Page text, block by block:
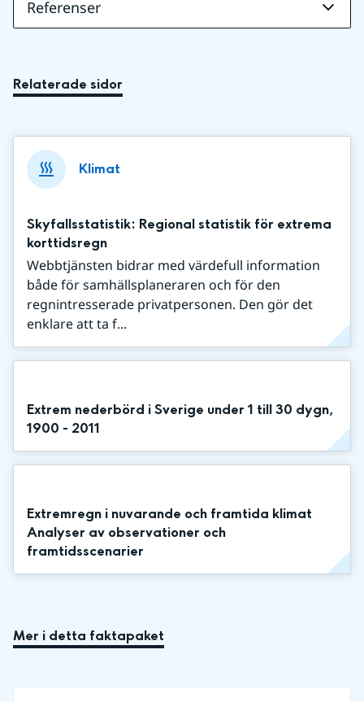
Referenser
Relaterade sidor
Klimat
Skyfallsstatistik: Regional statistik för extrema
korttidsregn
Webbtjänsten bidrar med värdefull information
både för samhällsplaneraren och för den
regnintresserade privatpersonen. Den gör det
enklare att ta f...
Extrem nederbörd i Sverige under 1 till 30 dygn,
1900 - 2011
Extremregn i nuvarande och framtida klimat
Analyser av observationer och
framtidsscenarier
Mer i detta faktapaket